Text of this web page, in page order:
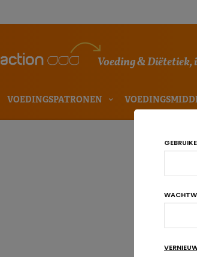
Voeding &
VOEDINGSPATRONEN